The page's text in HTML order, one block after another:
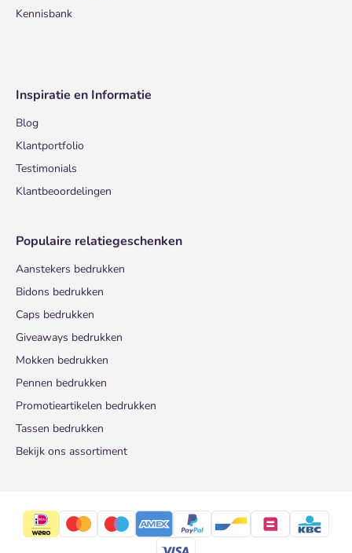
Kennisbank
Inspiratie en Informatie
Blog
Klantportfolio
Testimonials
Klantbeoordelingen
Populaire relatiegeschenken
Aanstekers bedrukken
Bidons bedrukken
Caps bedrukken
Giveaways bedrukken
Mokken bedrukken
Pennen bedrukken
Promotieartikelen bedrukken
Tassen bedrukken
Bekijk ons assortiment